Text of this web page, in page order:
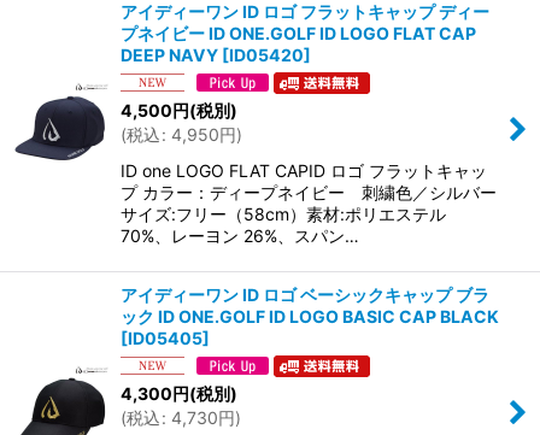
アイディーワン ID ロゴ フラットキャップ ディー
プネイビー ID ONE.GOLF ID LOGO FLAT CAP
DEEP NAVY [ID05420]
4,500円(税別)
(税込: 4,950円)
ID one LOGO FLAT CAPID ロゴ フラットキャッ
プ カラー：ディープネイビー 刺繍色／シルバー
サイズ:フリー（58cm）素材:ポリエステル
70%、レーヨン 26%、スパン…
アイディーワン ID ロゴ ベーシックキャップ ブラ
ック ID ONE.GOLF ID LOGO BASIC CAP BLACK
[ID05405]
4,300円(税別)
(税込: 4,730円)